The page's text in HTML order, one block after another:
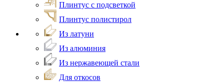
Плинтус с подсветкой
Плинтус полистирол
Из латуни
Из алюминия
Из нержавеющей стали
Для откосов